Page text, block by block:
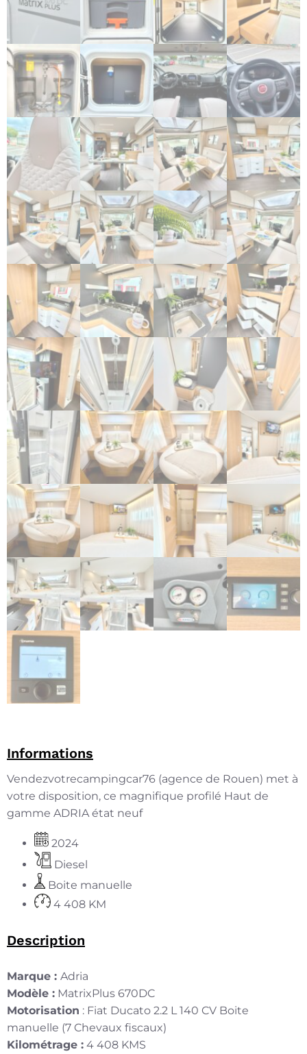
Informations
Vendezvotrecampingcar76 (agence de Rouen) met à
votre disposition, ce magnifique profilé Haut de
gamme ADRIA état neuf
2024
Diesel
Boite manuelle
4 408 KM
Description
Marque : Adria
Modèle : MatrixPlus 670DC
Motorisation : Fiat Ducato 2.2 L 140 CV Boite
manuelle (7 Chevaux fiscaux)
Kilométrage : 4 408 KMS